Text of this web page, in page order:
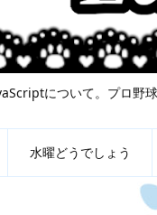
について。プロ野
水曜どうでしょう